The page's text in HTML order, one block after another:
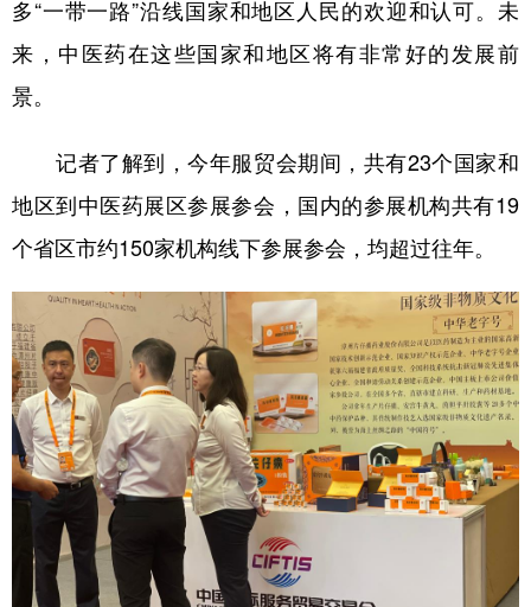
多“一带一路”沿线国家和地区人民的欢迎和认可。未
来，中医药在这些国家和地区将有非常好的发展前
景。
记者了解到，今年服贸会期间，共有23个国家和
地区到中医药展区参展参会，国内的参展机构共有19
个省区市约150家机构线下参展参会，均超过往年。